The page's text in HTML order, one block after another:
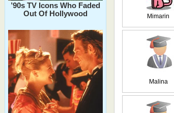
’90s TV Icons Who Faded
Out Of Hollywood
Mimarin
Malina